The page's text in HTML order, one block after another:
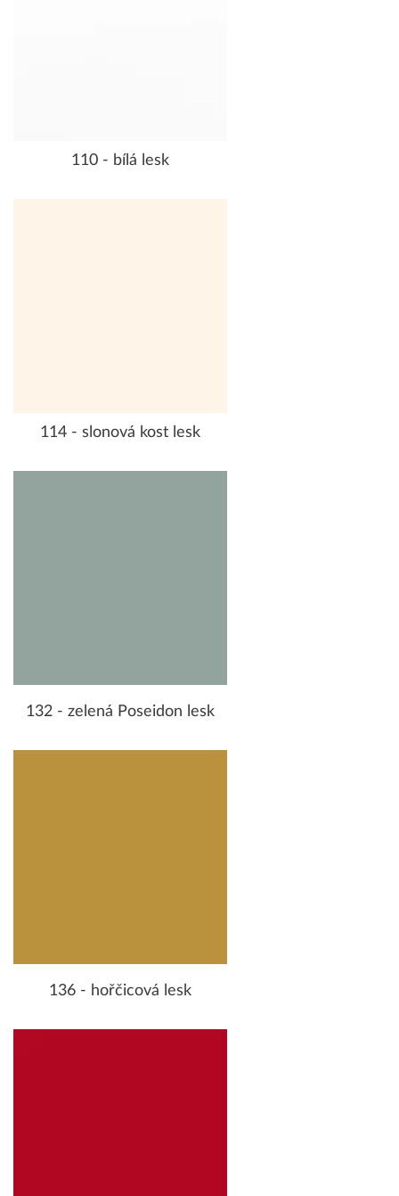
110 - bílá lesk
114 - slonová kost lesk
132 - zelená Poseidon lesk
136 - hořčicová lesk